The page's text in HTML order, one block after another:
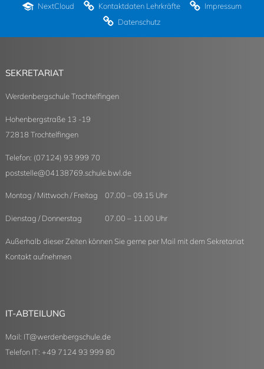
NextCloud Kontaktdaten Lehrkräfte
Impressum
Datenschutz
SEKRETARIAT
Werdenbergschule Trochtelfingen
Hohenbergstraße 13 -19
72818 Trochtelfingen
Telefon: (07124) 93 999 70
poststelle@04138769.schule.bwl.de
Montag / Mittwoch / Freitag 07.00 – 09.15 Uhr
Dienstag / Donnerstag 07.00 – 11.00 Uhr
Außerhalb dieser Zeiten können Sie gerne per Mail mit dem Sekretariat
Kontakt aufnehmen
IT-ABTEILUNG
Mail: IT@werdenbergschule.de
Telefon IT: +49 7124 93 999 80